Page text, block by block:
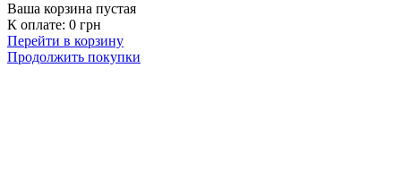
Ваша корзина пустая
К оплате: 0 грн
Перейти в корзину
Продолжить покупки